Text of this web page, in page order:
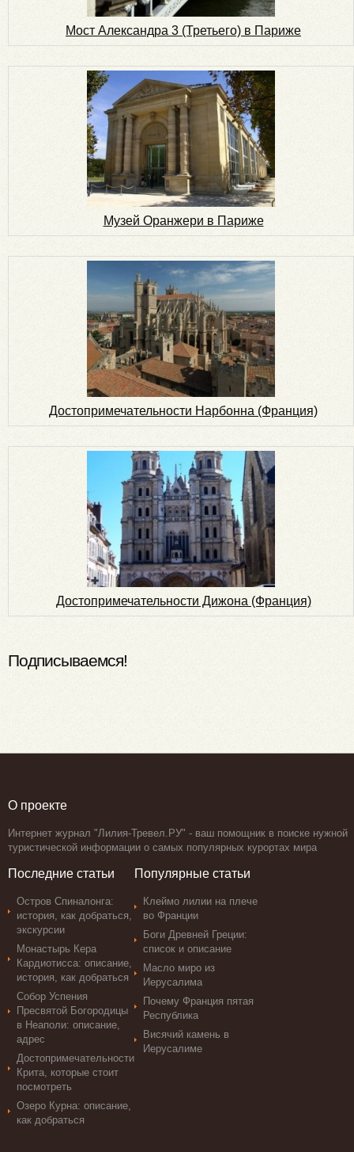
Мост Александра 3 (Третьего) в Париже
Музей Оранжери в Париже
Достопримечательности Нарбонна (Франция)
Достопримечательности Дижона (Франция)
Подписываемся!
О проекте
Интернет журнал "Лилия-Тревел.РУ" - ваш помощник в поиске нужной
туристической информации о самых популярных курортах мира
Последние статьи
Остров Спиналонга:
история, как добраться,
экскурсии
Монастырь Кера
Кардиотисса: описание,
история, как добраться
Собор Успения
Пресвятой Богородицы
в Неаполи: описание,
адрес
Достопримечательности
Крита, которые стоит
посмотреть
Озеро Курна: описание,
как добраться
Популярные статьи
Клеймо лилии на плече
во Франции
Боги Древней Греции:
список и описание
Масло миро из
Иерусалима
Почему Франция пятая
Республика
Висячий камень в
Иерусалиме